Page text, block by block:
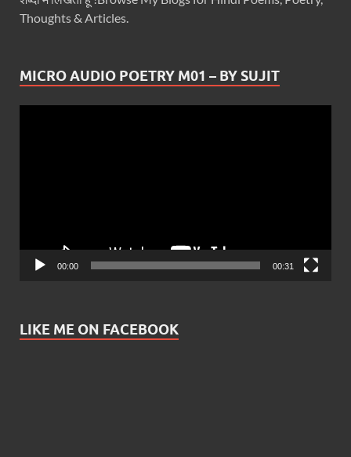
Thoughts & Articles.
MICRO AUDIO POETRY M01 – BY SUJIT
00:00 00:31
LIKE ME ON FACEBOOK